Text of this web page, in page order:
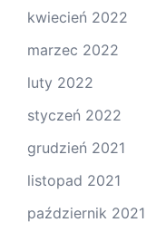
kwiecień 2022
marzec 2022
luty 2022
styczeń 2022
grudzień 2021
listopad 2021
październik 2021